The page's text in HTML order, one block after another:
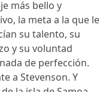
más bello y
la meta a la que le
su talento, su
y su voluntad
de perfección.
a Stevenson. Y